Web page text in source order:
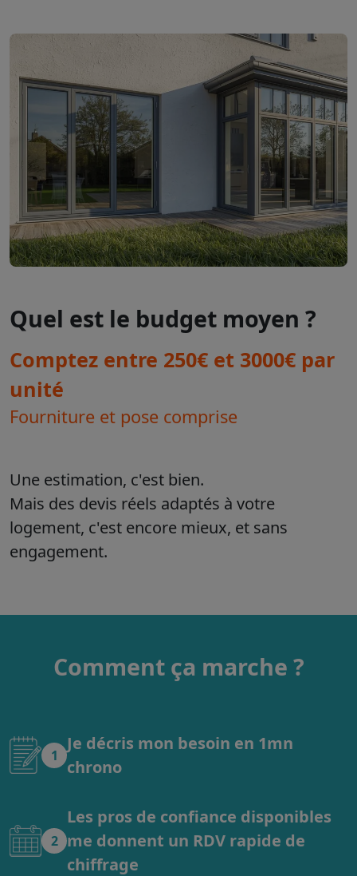
Quel est le budget moyen ?
Comptez entre 250€ et 3000€ par
unité
Fourniture et pose comprise
Une estimation, c'est bien.
Mais des devis réels adaptés à votre
logement, c'est encore mieux, et sans
engagement.
Comment ça marche ?
1
Je décris mon besoin en 1mn
chrono
2
Les pros de confiance disponibles
me donnent un RDV rapide de
chiffrage